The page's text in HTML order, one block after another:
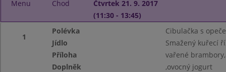
Menu Chod
Čtvrtek 21. 9. 2017
(11:30 - 13:45)
1
Polévka
Cibulačka s
Jídlo
Smažený kuřecí
Příloha
vařené
Doplněk
,ovocný jogurt